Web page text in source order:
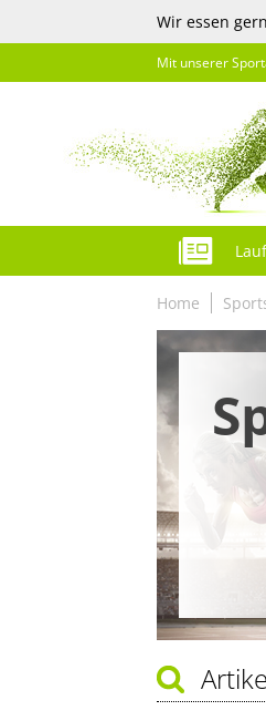
Wir essen
Mit unserer
Home